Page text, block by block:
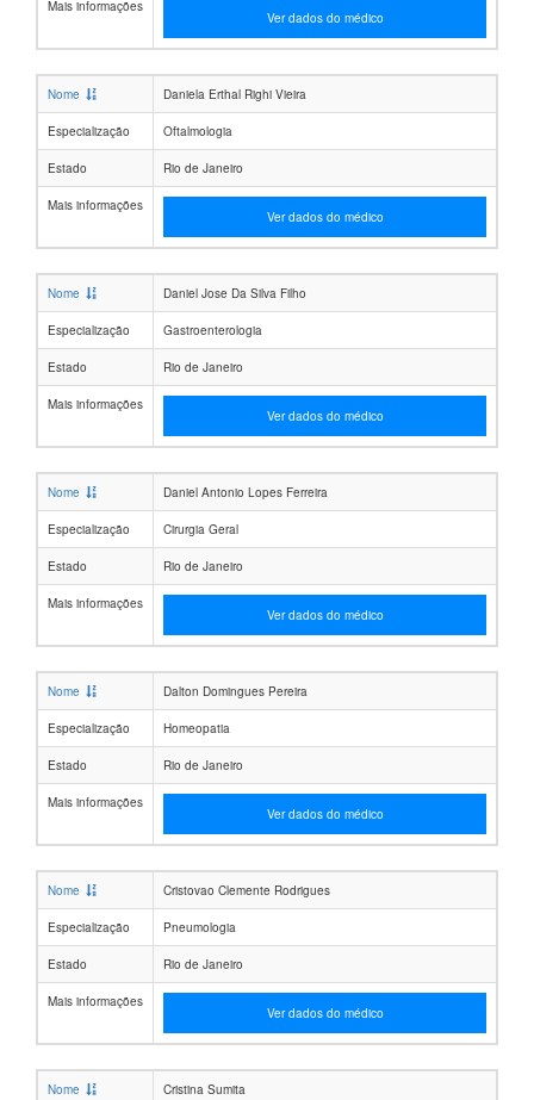
Mais informações
Ver dados do médico
Nome Daniela Erthal Righi Vieira
Especialização Oftalmologia
Estado Rio de Janeiro
Mais informações
Ver dados do médico
Nome Daniel Jose Da Silva Filho
Especialização Gastroenterologia
Estado Rio de Janeiro
Mais informações
Ver dados do médico
Nome Daniel Antonio Lopes Ferreira
Especialização Cirurgia Geral
Estado Rio de Janeiro
Mais informações
Ver dados do médico
Nome Dalton Domingues Pereira
Especialização Homeopatia
Estado Rio de Janeiro
Mais informações
Ver dados do médico
Nome Cristovao Clemente Rodrigues
Especialização Pneumologia
Estado Rio de Janeiro
Mais informações
Ver dados do médico
Nome Cristina Sumita